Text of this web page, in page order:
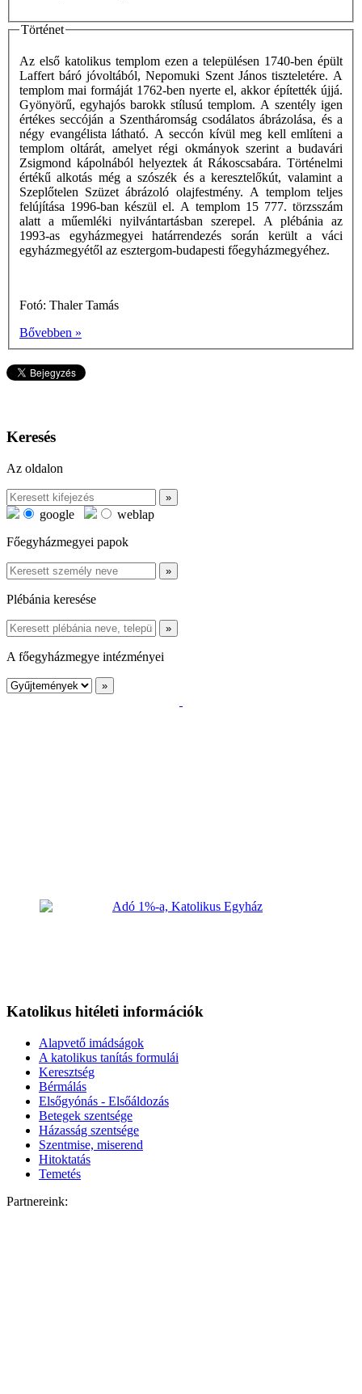
Történet
Az első katolikus templom ezen a településen 1740-ben épült
Laffert báró jóvoltából, Nepomuki Szent János tiszteletére. A
templom mai formáját 1762-ben nyerte el, akkor építették újjá.
Gyönyörű, egyhajós barokk stílusú templom. A szentély igen
értékes seccóján a Szentháromság csodálatos ábrázolása, és a
négy evangélista látható. A seccón kívül meg kell említeni a
templom oltárát, amelyet régi okmányok szerint a budavári
Zsigmond kápolnából helyeztek át Rákoscsabára. Történelmi
értékű alkotás még a szószék és a keresztelőkút, valamint a
Szeplőtelen Szüzet ábrázoló olajfestmény. A templom teljes
felújítása 1996-ban készül el. A templom 15 777. törzsszám
alatt a műemléki nyilvántartásban szerepel. A plébánia az
1993-as egyházmegyei határrendezés során került a váci
egyházmegyétől az esztergom-budapesti főegyházmegyéhez.
Fotó: Thaler Tamás
Bővebben »
Keresés
Az oldalon
google
weblap
Főegyházmegyei papok
Plébánia keresése
A főegyházmegye intézményei
Katolikus hitéleti információk
Alapvető imádságok
A katolikus tanítás formulái
Keresztség
Bérmálás
Elsőgyónás - Elsőáldozás
Betegek szentsége
Házasság szentsége
Szentmise, miserend
Hitoktatás
Temetés
Partnereink: